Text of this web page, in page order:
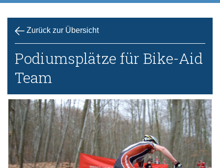
Zurück zur Übersicht
Podiumsplätze für Bike-Aid
Team